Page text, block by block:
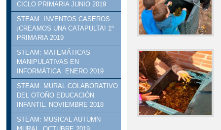
CICLO PRIMARIA JUNIO 2019
STEAM: INVENTOS CASEROS
¡CREAMOS UNA CATAPULTA! 1º
PRIMARIA 2019
STEAM: MATEMÁTICAS
MANIPULATIVAS EN
INFORMÁTICA. ENERO 2019
STEAM: MURAL COLABORATIVO
DEL OTOÑO EDUCACIÓN
INFANTIL. NOVIEMBRE 2018
STEAM: MUSICAL AUTUMN